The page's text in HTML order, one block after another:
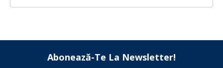
Abonează-Te La Newsletter!